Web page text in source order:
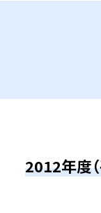
2012年度